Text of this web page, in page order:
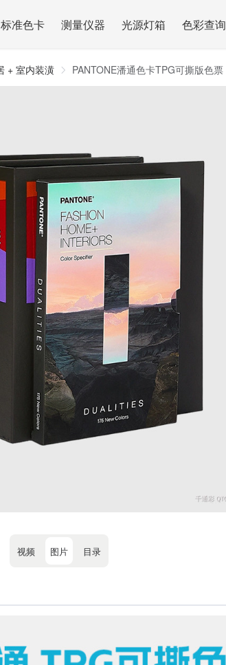
标准色卡 测量仪器 光源灯箱 色彩查询
+ 室内装潢 PANTONE潘通色卡TPG可撕版色票
视频 图片 目录